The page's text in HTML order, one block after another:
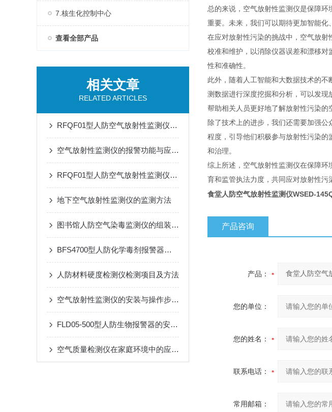
7.核生化控制中心
查看全部产品
相关文章
RELATED ARTICLES
RFQF01型人防空气放射性监测仪的安装与维护指南
空气放射性监测仪的报警功能与应急响应措施说明
RFQF01型人防空气放射性监测仪的工作原理与技术分析
地下空气放射性监测仪的监测方法
图书馆人防空气染毒监测仪的组装与使用
BFS4700型人防化学毒剂报警器是重要技术屏障
人防材料硬度检测仪检测项目及方法
空气放射性监测仪的安装与操作步骤介绍
FLD05-500型人防生物报警器的安装与维护指南
空气质量检测仪在家庭环境中的应用与选购技巧
总的来说，空气放射性监测仪是保障
重要。未来，我们可以期待更加智能化
在应对放射性污染的挑战中，空气放
校准和维护，以消除仪器误差和漂移
性和准确性。
此外，随着人工智能和大数据技术的
测数据进行深度挖掘和分析，可以发
帮助相关人员更好地了解放射性污染的
除了技术上的进步，我们还需要加强
程度，引导他们积极参与放射性污染
和治理。
综上所述，空气放射性监测仪在保障
育和监管执法力度，共同应对放射性污
食堂人防空气放射性监测仪WSED-
产品咨询
产品：
您的单位：
您的姓名：
联系电话：
常用邮箱：